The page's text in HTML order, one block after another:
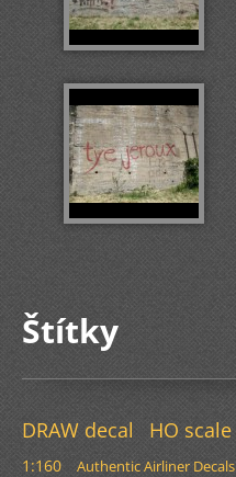
Štítky
DRAW decal HO scale
1:160 Authentic Airliner Decals